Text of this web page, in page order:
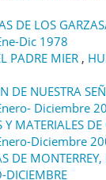
DE LOS
Dic 1978
PADRE MIER ,
DE NUESTRA
Diciembre
MATERIALES
Diciembre
DE